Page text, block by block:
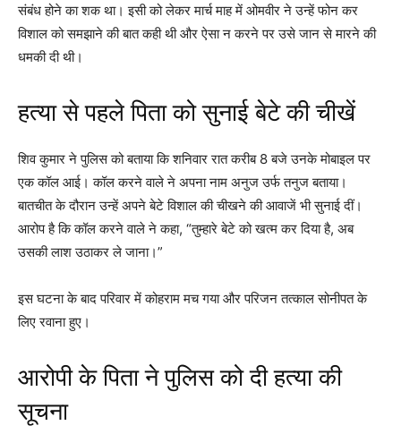
संबंध होने का शक था। इसी को लेकर मार्च माह में ओमवीर ने उन्हें फोन कर
विशाल को समझाने की बात कही थी और ऐसा न करने पर उसे जान से मारने की
धमकी दी थी।
हत्या से पहले पिता को सुनाई बेटे की चीखें
शिव कुमार ने पुलिस को बताया कि शनिवार रात करीब 8 बजे उनके मोबाइल पर
एक कॉल आई। कॉल करने वाले ने अपना नाम अनुज उर्फ तनुज बताया।
बातचीत के दौरान उन्हें अपने बेटे विशाल की चीखने की आवाजें भी सुनाई दीं।
आरोप है कि कॉल करने वाले ने कहा, “तुम्हारे बेटे को खत्म कर दिया है, अब
उसकी लाश उठाकर ले जाना।”
इस घटना के बाद परिवार में कोहराम मच गया और परिजन तत्काल सोनीपत के
लिए रवाना हुए।
आरोपी के पिता ने पुलिस को दी हत्या की
सूचना